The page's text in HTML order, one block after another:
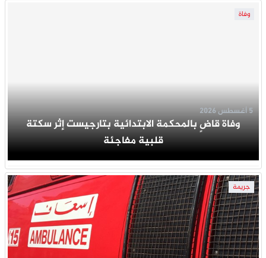
وفاة
وفاة قاضٍ بالمحكمة الابتدائية بتارجيست إثر سكتة
قلبية مفاجئة
5 أغسطس 2026
جريمة